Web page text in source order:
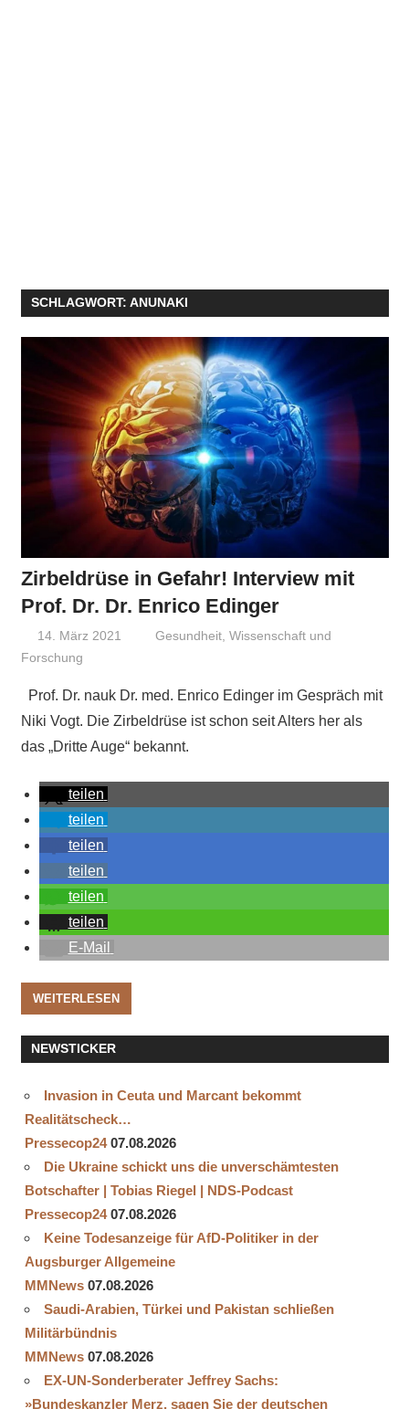
SCHLAGWORT: ANUNAKI
Zirbeldrüse in Gefahr! Interview mit
Prof. Dr. Dr. Enrico Edinger
14. März 2021 Niki Vogt
Gesundheit,Wissenschaft und
Forschung
Prof. Dr. nauk Dr. med. Enrico Edinger im Gespräch mit
Niki Vogt. Die Zirbeldrüse ist schon seit Alters her als
das „Dritte Auge“ bekannt.
teilen
teilen
teilen
teilen
teilen
teilen
E-Mail
WEITERLESEN
NEWSTICKER
Invasion in Ceuta und Marcant bekommt
Realitätscheck…
Pressecop24 07.08.2026
Die Ukraine schickt uns die unverschämtesten
Botschafter | Tobias Riegel | NDS-Podcast
Pressecop24 07.08.2026
Keine Todesanzeige für AfD-Politiker in der
Augsburger Allgemeine
MMNews 07.08.2026
Saudi-Arabien, Türkei und Pakistan schließen
Militärbündnis
MMNews 07.08.2026
EX-UN-Sonderberater Jeffrey Sachs:
»Bundeskanzler Merz, sagen Sie der deutschen